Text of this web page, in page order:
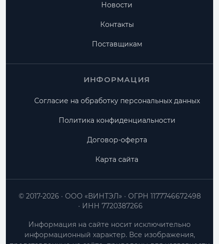
Новости
Контакты
Поставщикам
ИНФОРМАЦИЯ
Согласие на обработку персональных данных
Политика конфиденциальности
Договор-оферта
Карта сайта
ООО «ВИНТЭЛ»
ОГРН 1177746672498
ИНН 7720387266
© 2017-2026
Информация на сайте носит исключительно
информационный характер. Все изображения,